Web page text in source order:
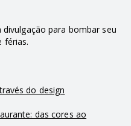
para bombar seu
férias.
do design
das cores ao